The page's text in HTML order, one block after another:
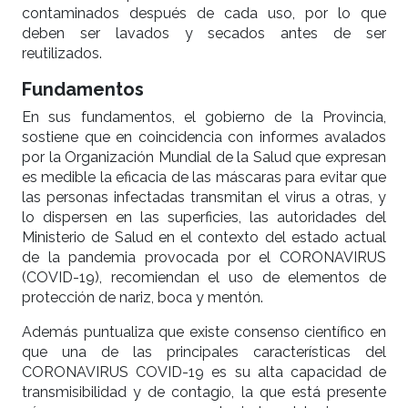
contaminados después de cada uso, por lo que
deben ser lavados y secados antes de ser
reutilizados.
Fundamentos
En sus fundamentos, el gobierno de la Provincia,
sostiene que en coincidencia con informes avalados
por la Organización Mundial de la Salud que expresan
es medible la eficacia de las máscaras para evitar que
las personas infectadas transmitan el virus a otras, y
lo dispersen en las superficies, las autoridades del
Ministerio de Salud en el contexto del estado actual
de la pandemia provocada por el CORONAVIRUS
(COVID-19), recomiendan el uso de elementos de
protección de nariz, boca y mentón.
Además puntualiza que existe consenso científico en
que una de las principales características del
CORONAVIRUS COVID-19 es su alta capacidad de
transmisibilidad y de contagio, la que está presente